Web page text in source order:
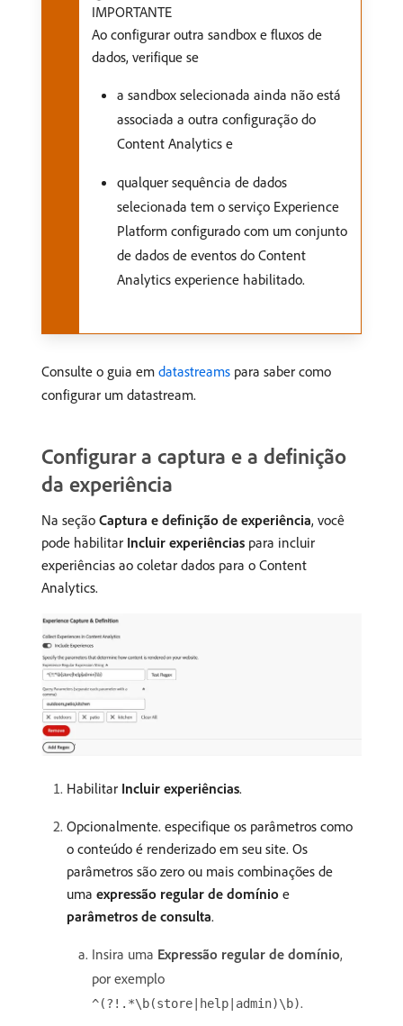
IMPORTANTE
Ao configurar outra sandbox e fluxos de
dados, verifique se
a sandbox selecionada ainda não está
associada a outra configuração do
Content Analytics e
qualquer sequência de dados
selecionada tem o serviço Experience
Platform configurado com um conjunto
de dados de eventos do Content
Analytics experience habilitado.
Consulte o guia em datastreams para saber como
configurar um datastream.
Configurar a captura e a definição
da experiência
Na seção Captura e definição de experiência, você
pode habilitar Incluir experiências para incluir
experiências ao coletar dados para o Content
Analytics.
Habilitar Incluir experiências.
Opcionalmente. especifique os parâmetros como
o conteúdo é renderizado em seu site. Os
parâmetros são zero ou mais combinações de
uma expressão regular de domínio e
parâmetros de consulta.
Insira uma Expressão regular de domínio,
por exemplo
^(?!.*\b(store|help|admin)\b).